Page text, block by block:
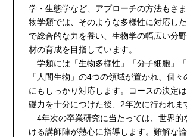
学・生態学など、アプローチの方法もさ
物学類では、そのような多様性に対応し
で総合的な力を養い、生物学の幅広い分
材の育成を目指しています。
学類には「生物多様性」「分子細胞」「
「人間生物」の4つの領域が置かれ、個々
にもしっかり対応します。コースの決定
礎力を十分につけた後、2年次に行われま
4年次の卒業研究に当たっては、世界的
ける講師陣が熱心に指導します。難解な